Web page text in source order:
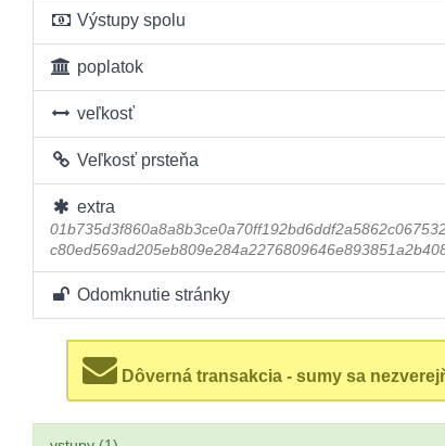
Výstupy spolu
poplatok
veľkosť
Veľkosť prsteňa
extra
Odomknutie stránky
Dôverná transakcia - sumy sa